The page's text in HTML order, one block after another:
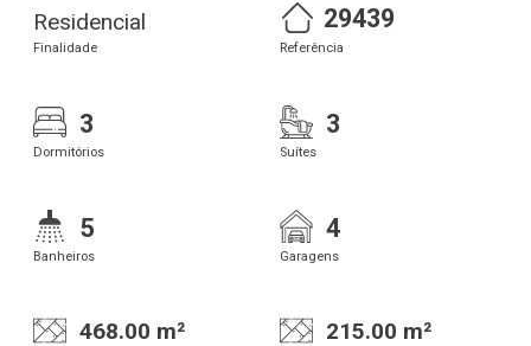
Residencial
Finalidade
29439
Referência
3
Dormitórios
3
Suítes
5
Banheiros
4
Garagens
468.00 m² 215.00 m²